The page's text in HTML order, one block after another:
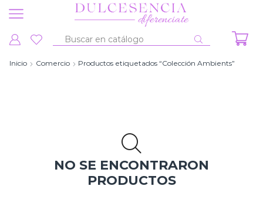
Entrada
búsqueda
Inicio Comercio Productos etiquetados “Colección Ambients”
NO SE ENCONTRARON
PRODUCTOS